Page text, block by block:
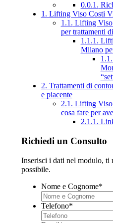
0.0.1.
1. Lifting Viso Costi
1.1. Lifting
per trattamenti
1.1.1.
Milano
2. Trattamenti di
e piacente
2.1. Lifting
cosa fare per
2.1.1.
Richiedi un Consulto
Inserisci i dati nel modulo, ti
possibile.
Nome e Cognome*
Telefono*